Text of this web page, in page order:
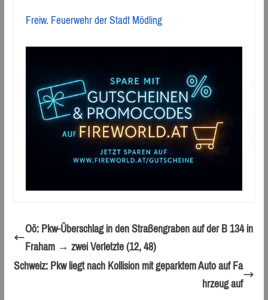
Freiw. Feuerwehr der Stadt Mödling
Oö: Pkw-Überschlag in den Straßengraben auf der B 134 in
Fraham → zwei Verletzte (12, 48)
Schweiz: Pkw liegt nach Kollision mit geparktem Auto auf Fa
hrzeug auf